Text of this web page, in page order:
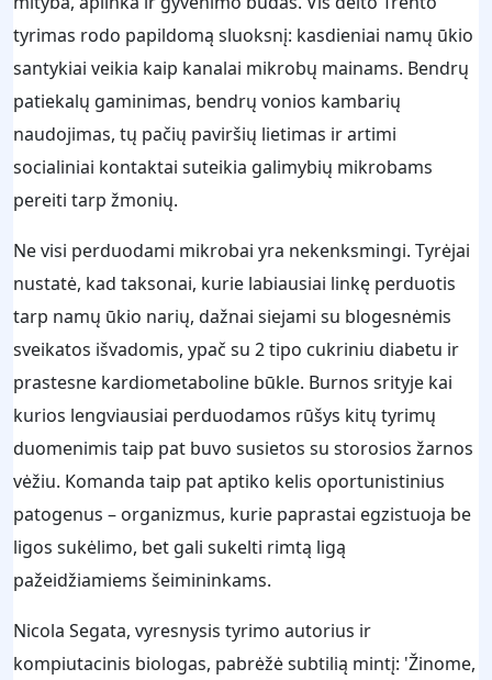
tyrimas rodo papildomą sluoksnį: kasdieniai namų ūkio
santykiai veikia kaip kanalai mikrobų mainams. Bendrų
patiekalų gaminimas, bendrų vonios kambarių
naudojimas, tų pačių paviršių lietimas ir artimi
socialiniai kontaktai suteikia galimybių mikrobams
pereiti tarp žmonių.
Ne visi perduodami mikrobai yra nekenksmingi. Tyrėjai
nustatė, kad taksonai, kurie labiausiai linkę perduotis
tarp namų ūkio narių, dažnai siejami su blogesnėmis
sveikatos išvadomis, ypač su 2 tipo cukriniu diabetu ir
prastesne kardiometaboline būkle. Burnos srityje kai
kurios lengviausiai perduodamos rūšys kitų tyrimų
duomenimis taip pat buvo susietos su storosios žarnos
vėžiu. Komanda taip pat aptiko kelis oportunistinius
patogenus – organizmus, kurie paprastai egzistuoja be
ligos sukėlimo, bet gali sukelti rimtą ligą
pažeidžiamiems šeimininkams.
Nicola Segata, vyresnysis tyrimo autorius ir
kompiutacinis biologas, pabrėžė subtilią mintį: 'Žinome,